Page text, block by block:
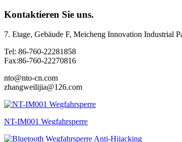
Kontaktieren Sie uns.
7. Etage, Gebäude F, Meicheng Innovation Industrial
Tel: 86-760-22281858
Fax:86-760-22270816
nto@nto-cn.com
zhangweilijia@126.com
NT-IM001 Wegfahrsperre